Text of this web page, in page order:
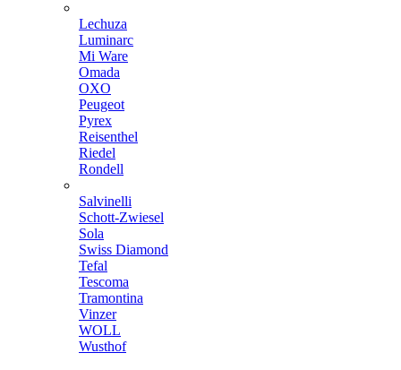
Lechuza
Luminarc
Mi Ware
Omada
OXO
Peugeot
Pyrex
Reisenthel
Riedel
Rondell
Salvinelli
Schott-Zwiesel
Sola
Swiss Diamond
Tefal
Tescoma
Tramontina
Vinzer
WOLL
Wusthof